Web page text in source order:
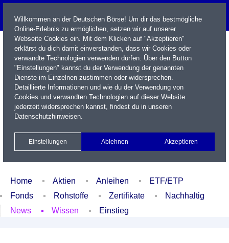
Name / WKN / ISIN / Kürzel
Xetra Realtime
Watchlist Portfolio Login
Home Aktien Anleihen
ETF/ETP
Fonds
Rohstoffe Zertifikate
Nachhaltig
News
Wissen Einstieg
Willkommen an der Deutschen Börse! Um dir das bestmögliche
Online-Erlebnis zu ermöglichen, setzen wir auf unserer
Webseite Cookies ein. Mit dem Klicken auf "Akzeptieren"
erklärst du dich damit einverstanden, dass wir Cookies oder
verwandte Technologien verwenden dürfen. Über den Button
"Einstellungen" kannst du der Verwendung der genannten
Dienste im Einzelnen zustimmen oder widersprechen.
Detaillierte Informationen und wie du der Verwendung von
Cookies und verwandten Technologien auf dieser Website
jederzeit widersprechen kannst, findest du in unseren
Datenschutzhinweisen.
Einstellungen Ablehnen Akzeptieren